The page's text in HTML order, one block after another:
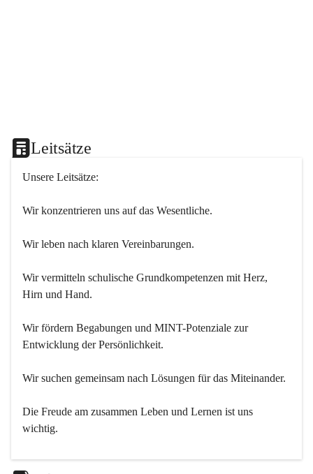
Leitsätze
Unsere Leitsätze:
Wir konzentrieren uns auf das Wesentliche.
Wir leben nach klaren Vereinbarungen.
Wir vermitteln schulische Grundkompetenzen mit Herz,
Hirn und Hand.
Wir fördern Begabungen und MINT-Potenziale zur
Entwicklung der Persönlichkeit.
Wir suchen gemeinsam nach Lösungen für das Miteinander.
Die Freude am zusammen Leben und Lernen ist uns
wichtig.